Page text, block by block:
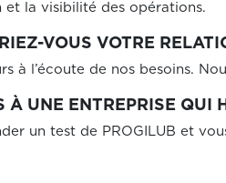
et la visibilité des opérations.
VOUS VOTRE
à l’écoute de nos besoins.
À UNE ENTREPRISE QUI
un test de PROGILUB et